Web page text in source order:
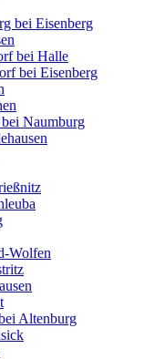
bei Eisenberg
bei Halle
bei Eisenberg
Naumburg
Wolfen
Altenburg